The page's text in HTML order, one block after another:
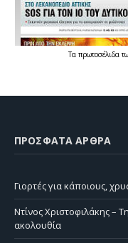
Τα πρωτοσέλιδα
ΠΡΌΣΦΑΤΑ ΆΡΘΡΑ
Γιορτές για κάποιους,
Ντίνος Χριστοφιλάκης –
ακολουθία